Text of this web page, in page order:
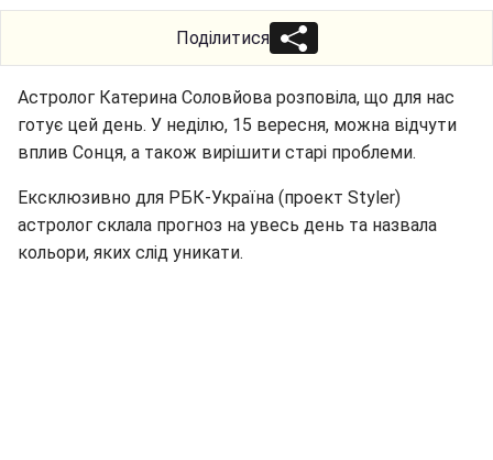
Поділитися
Астролог Катерина Соловйова розповіла, що для нас
готує цей день. У неділю, 15 вересня, можна відчути
вплив Сонця, а також вирішити старі проблеми.
Ексклюзивно для РБК-Україна (проект Styler)
астролог склала прогноз на увесь день та назвала
кольори, яких слід уникати.